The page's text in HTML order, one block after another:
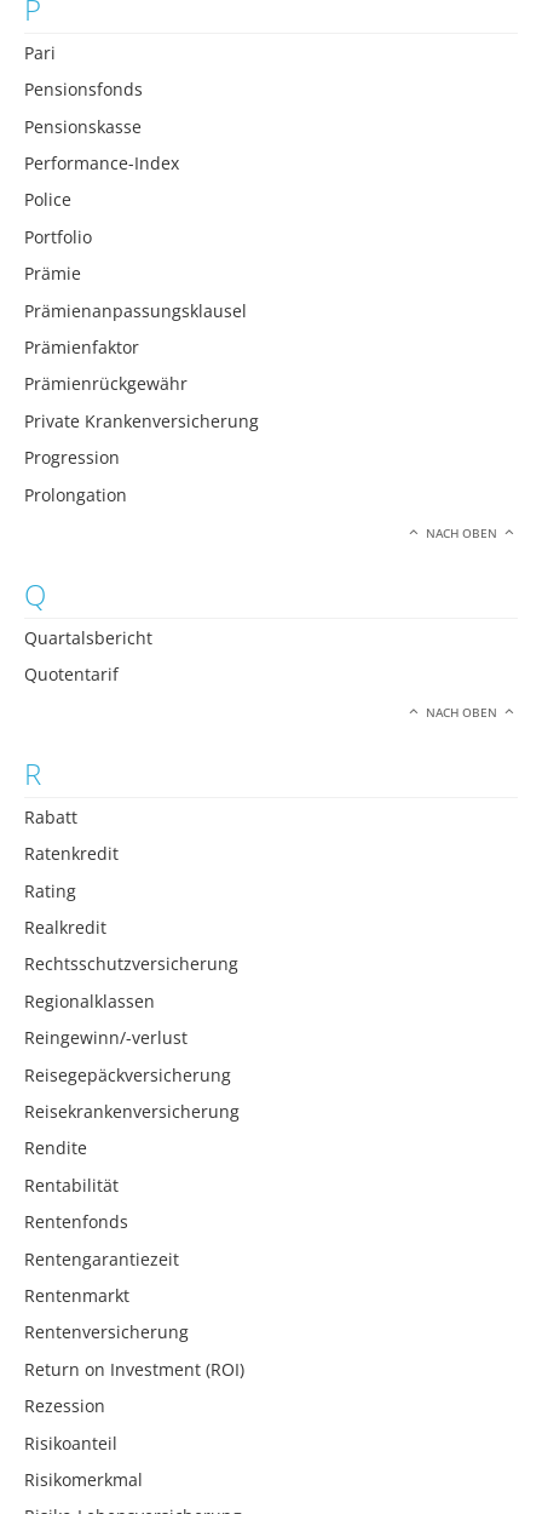
P
Pari
Pensionsfonds
Pensionskasse
Performance-Index
Police
Portfolio
Prämie
Prämienanpassungsklausel
Prämienfaktor
Prämienrückgewähr
Private Krankenversicherung
Progression
Prolongation
NACH OBEN
Q
Quartalsbericht
Quotentarif
NACH OBEN
R
Rabatt
Ratenkredit
Rating
Realkredit
Rechtsschutzversicherung
Regionalklassen
Reingewinn/-verlust
Reisegepäckversicherung
Reisekrankenversicherung
Rendite
Rentabilität
Rentenfonds
Rentengarantiezeit
Rentenmarkt
Rentenversicherung
Return on Investment (ROI)
Rezession
Risikoanteil
Risikomerkmal